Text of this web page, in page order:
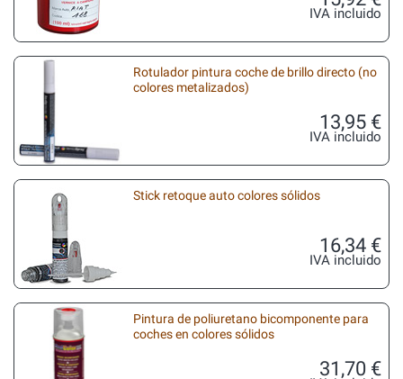
IVA incluido
Rotulador pintura coche de brillo directo (no
colores metalizados)
13,95 €
IVA incluido
Stick retoque auto colores sólidos
16,34 €
IVA incluido
Pintura de poliuretano bicomponente para
coches en colores sólidos
31,70 €